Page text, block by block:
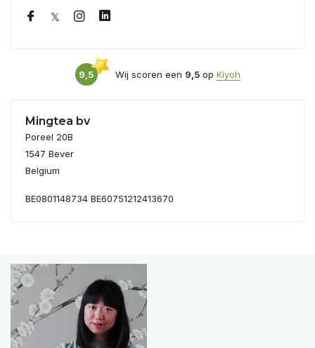
9,5 Wij scoren een 9,5op Kiyoh
Mingtea bv
Poreel 20B
1547 Bever
Belgium
BE0801148734 BE60751212413670